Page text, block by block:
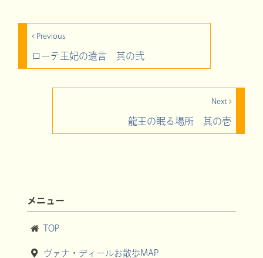
Previous
ローテ王妃の遺言 其の弐
Next
龍王の眠る場所 其の壱
メニュー
TOP
ヴァナ・ディールお散歩MAP